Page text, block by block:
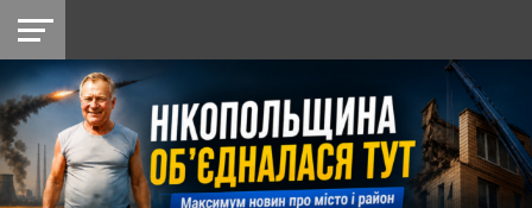
НІКОПОЛЬ
РАЙОН
СІЧЕСЛАВСЬКА
УКРАЇНА
РЕТРО
НІКОПОЛЬ
ЛАЙТ
УКРАЇНА
ДОПОМОГА
РАДІО